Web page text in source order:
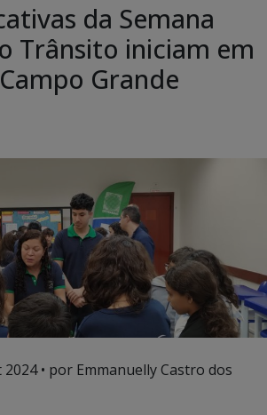
da Semana
Trânsito iniciam em
Grande
2024• por Emmanuelly Castro dos